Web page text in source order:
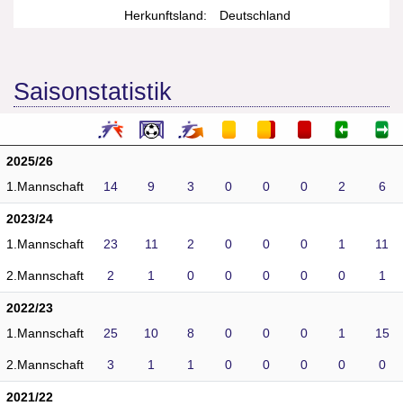
Herkunftsland:
Deutschland
Saisonstatistik
2025/26
1.Mannschaft
14 9 3 0 0 0 2 6
2023/24
1.Mannschaft
23 11 2 0 0 0 1 11
2.Mannschaft 2 1 0 0 0 0 0 1
2022/23
1.Mannschaft
25 10 8 0 0 0 1 15
2.Mannschaft 3 1 1 0 0 0 0 0
2021/22